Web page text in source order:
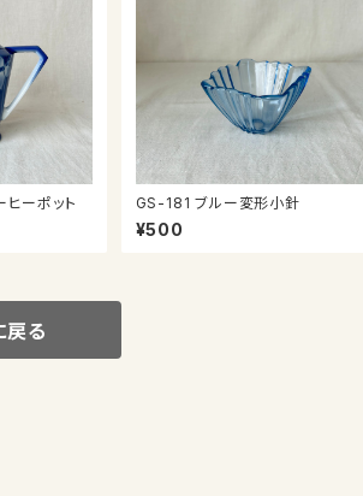
ーポット GS-181 ブルー変形小針
¥500
戻る